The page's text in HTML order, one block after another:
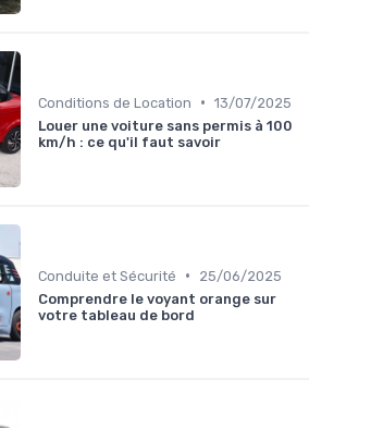
Conditions de Location • 13/07/2025
Louer une voiture sans permis à 100
km/h : ce qu'il faut savoir
Conduite et Sécurité •
25/06/2025
Comprendre le voyant orange sur
votre tableau de bord